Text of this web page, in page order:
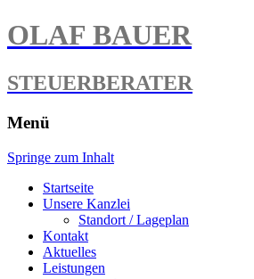
OLAF BAUER
STEUERBERATER
Menü
Springe zum Inhalt
Startseite
Unsere Kanzlei
Standort / Lageplan
Kontakt
Aktuelles
Leistungen